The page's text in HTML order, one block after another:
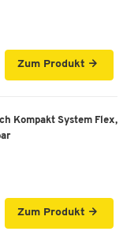
Zum Produkt
Kompakt System Flex,
Zum Produkt